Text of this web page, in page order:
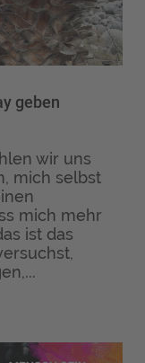
geben
wir uns
mich selbst
mich mehr
ist das